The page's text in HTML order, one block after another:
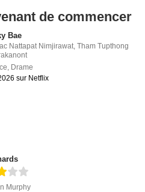
de commencer
Bae
Nattapat Nimjirawat,Tham Tupthong
, Drame
sur Netflix
Murphy